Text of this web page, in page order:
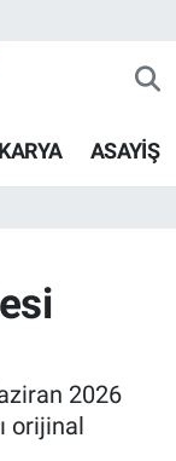
ASAYİŞ
2026
orijinal